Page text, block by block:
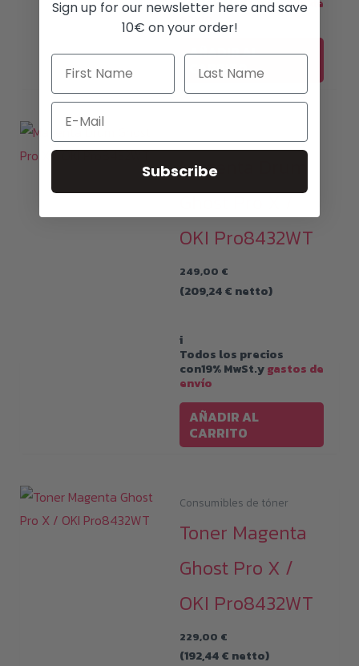
envío
AÑADIR AL
CARRITO
Consumibles de tóner
Magenta Drum
Ghost Pro X /
OKI Pro8432WT
249,00 €
(209,24€ netto)
i
Todos los precios
con19% MwSt.ygastos de
envío
AÑADIR AL
CARRITO
Consumibles de tóner
Toner Magenta
Ghost Pro X /
OKI Pro8432WT
229,00 €
(192,44€ netto)
Sign up for our newsletter here and save
10€ on your order!
Email
Subscribe